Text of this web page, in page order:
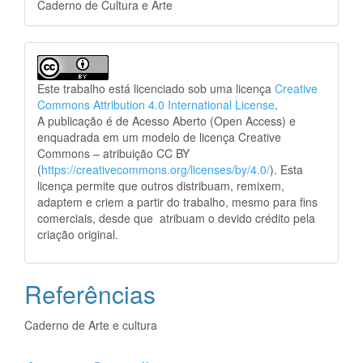
Caderno de Cultura e Arte
Este trabalho está licenciado sob uma licença Creative
Commons Attribution 4.0 International License.
A publicação é de Acesso Aberto (Open Access) e
enquadrada em um modelo de licença Creative
Commons – atribuição CC BY
(https://creativecommons.org/licenses/by/4.0/). Esta
licença permite que outros distribuam, remixem,
adaptem e criem a partir do trabalho, mesmo para fins
comerciais, desde que atribuam o devido crédito pela
criação original.
Referências
Caderno de Arte e cultura